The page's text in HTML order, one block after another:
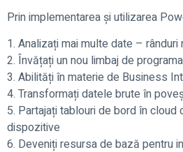
Prin implementarea și utilizarea
1. Analizați mai multe date – rânduri
2. Învățați un nou limbaj de
3. Abilități în materie de Business
4. Transformați datele brute în
5. Partajați tablouri de bord în
dispozitive
6. Deveniți resursa de bază pentru